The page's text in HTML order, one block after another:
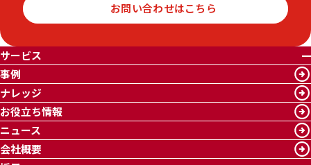
お問い合わせはこちら
サービス
事例
ナレッジ
お役立ち情報
ニュース
会社概要